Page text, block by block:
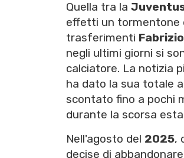
Quella tra la
effetti un tormentone
trasferimenti
negli ultimi giorni si
calciatore. La notizia
ha dato la sua totale
scontato fino a pochi
durante la scorsa
Nell'agosto del 2025,
decise di